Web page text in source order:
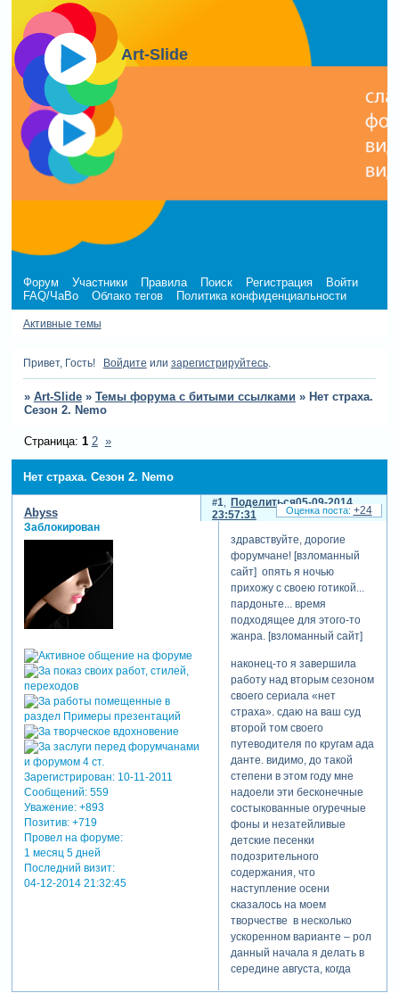
Art-Slide
Форум Участники Правила Поиск Регистрация
Войти
FAQ/ЧаВо
Облако тегов Политика конфиденциальности
Активные темы
Привет, Гость! Войдите или зарегистрируйтесь.
» Art-Slide » Темы форума с битыми ссылками » Нет страха.
Сезон 2. Nemo
Нет страха. Сезон 2. Nemo
Страница: 1 2 »
Поделиться
1
05-09-2014
23:57:31
Abyss
Заблокирован
Зарегистрирован: 10-11-2011
Сообщений:559
Уважение: +893
Позитив: +719
Провел на форуме:
1 месяц 5 дней
Последний визит:
04-12-2014 21:32:45
здравствуйте, дорогие
форумчане! [взломанный
сайт] опять я ночью
прихожу с своею готикой...
пардоньте... время
подходящее для этого-то
жанра. [взломанный сайт]
наконец-то я завершила
работу над вторым сезоном
своего сериала «нет
страха». сдаю на ваш суд
второй том своего
путеводителя по кругам ада
данте. видимо, до такой
степени в этом году мне
надоели эти бесконечные
состыкованные огуречные
фоны и незатейливые
детские песенки
подозрительного
содержания, что
наступление осени
сказалось на моем
творчестве в несколько
ускоренном варианте – рол
данный начала я делать в
середине августа, когда
+24